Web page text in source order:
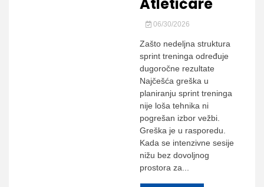
06/30/2026
Zašto nedeljna struktura
sprint treninga određuje
dugoročne rezultate
Najčešća greška u
planiranju sprint treninga
nije loša tehnika ni
pogrešan izbor vežbi.
Greška je u rasporedu.
Kada se intenzivne sesije
nižu bez dovoljnog
prostora za...